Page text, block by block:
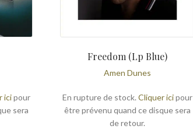
icipour
sera
Freedom (Lp Blue)
Amen Dunes
En rupture de stock. Cliquer icipour
être prévenu quand ce disque sera
de retour.